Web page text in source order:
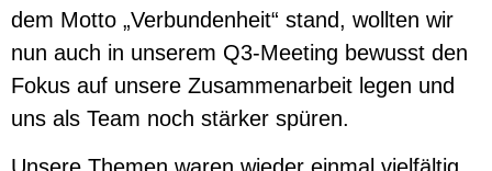
dem Motto „Verbundenheit“ stand, wollten wir
nun auch in unserem Q3-Meeting bewusst den
Fokus auf unsere Zusammenarbeit legen und
uns als Team noch stärker spüren.